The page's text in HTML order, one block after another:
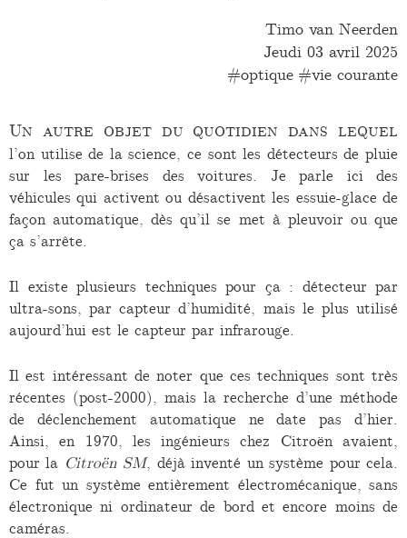
Timo van Neerden
Jeudi 03 avril 2025
optique
vie courante
Un autre objet du quotidien dans lequel
l’on utilise de la science, ce sont les détecteurs de pluie
sur les pare-brises des voitures. Je parle ici des
véhicules qui activent ou désactivent les essuie-glace de
façon automatique, dès qu’il se met à pleuvoir ou que
ça s’arrête.
Il existe plusieurs techniques pour ça : détecteur par
ultra-sons, par capteur d’humidité, mais le plus utilisé
aujourd’hui est le capteur par infrarouge.
Il est intéressant de noter que ces techniques sont très
récentes (post-2000), mais la recherche d’une méthode
de déclenchement automatique ne date pas d’hier.
Ainsi, en 1970, les ingénieurs chez Citroën avaient,
pour la Citroën SM, déjà inventé un système pour cela.
Ce fut un système entièrement électromécanique, sans
électronique ni ordinateur de bord et encore moins de
caméras.